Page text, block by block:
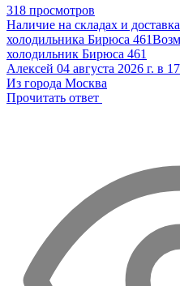
318 просмотров
Наличие на складах и доставка
холодильника Бирюса 461
холодильник Бирюса 461
Алексей 04 августа 2026 г. в
Из города Москва
Прочитать ответ